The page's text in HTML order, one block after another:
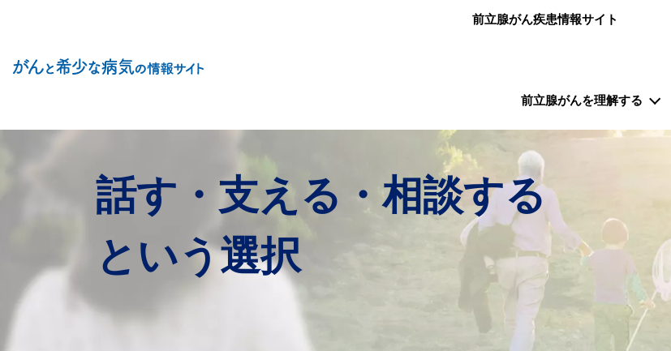
メインコンテンツに移動
前立腺がん疾患情報サイト
Site Logo
前立腺がんを理解する
話す・支える・相談する
という選択